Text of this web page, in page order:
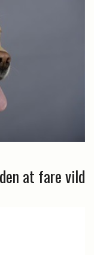
at fare vild